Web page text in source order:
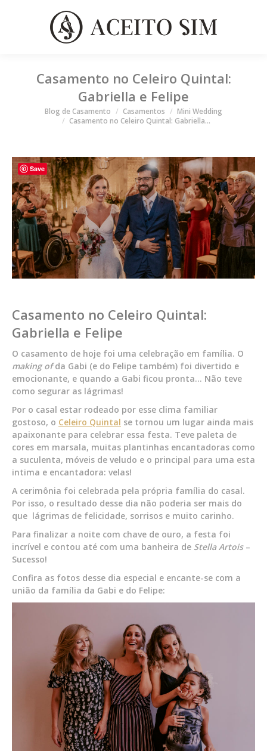
Casamento no Celeiro Quintal:
Gabriella e Felipe
Você está aquiBlog de Casamento Casamentos
Mini Wedding
Casamento no Celeiro Quintal: Gabriella…
Casamento no Celeiro Quintal:
Gabriella e Felipe
O casamento de hoje foi uma celebração em família. O
making ofda Gabi (e do Felipe também) foi divertido e
emocionante, e quando a Gabi ficou pronta… Não teve
como segurar as lágrimas!
Por o casal estar rodeado por esse clima familiar
gostoso, o Celeiro Quintal se tornou um lugar ainda mais
apaixonante para celebrar essa festa. Teve paleta de
cores em marsala, muitas plantinhas encantadoras como
a suculenta, móveis de veludo e o principal para uma esta
intima e encantadora: velas!
A cerimônia foi celebrada pela própria família do casal.
Por isso, o resultado desse dia não poderia ser mais do
que lágrimas de felicidade, sorrisos e muito carinho.
Para finalizar a noite com chave de ouro, a festa foi
incrível e contou até com uma banheira de Stella Artois–
Sucesso!
Confira as fotos desse dia especial e encante-se com a
união da família da Gabi e do Felipe:
Save